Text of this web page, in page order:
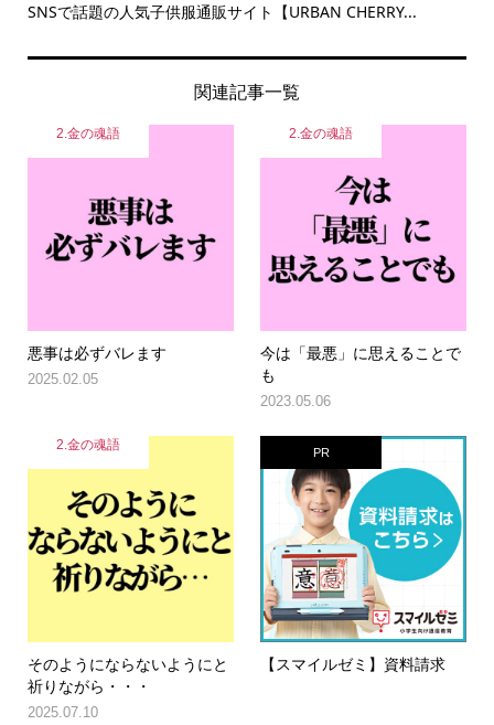
SNSで話題の人気子供服通販サイト【URBAN CHERRY...
関連記事一覧
2.金の魂語
悪事は必ずバレます
2025.02.05
2.金の魂語
今は「最悪」に思えることで
も
2023.05.06
2.金の魂語
そのようにならないようにと
祈りながら・・・
2025.07.10
PR
【スマイルゼミ】資料請求